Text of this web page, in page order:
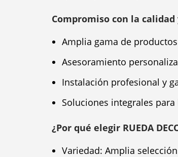
Compromiso con la
Amplia gama de
Asesoramiento
Instalación profesional y
Soluciones integrales
¿Por qué elegir RUEDA
Variedad: Amplia